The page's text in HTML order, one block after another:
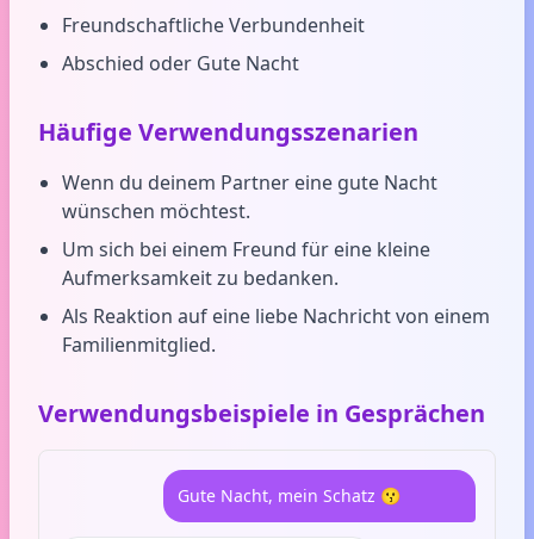
Freundschaftliche Verbundenheit
Abschied oder Gute Nacht
Häufige Verwendungsszenarien
Wenn du deinem Partner eine gute Nacht
wünschen möchtest.
Um sich bei einem Freund für eine kleine
Aufmerksamkeit zu bedanken.
Als Reaktion auf eine liebe Nachricht von einem
Familienmitglied.
Verwendungsbeispiele in Gesprächen
Gute Nacht, mein Schatz 😗